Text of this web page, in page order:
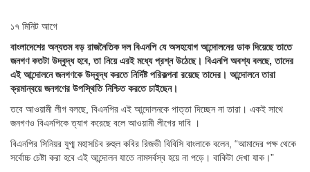
১৭ মিনিট আগে
বাংলাদেশের অন্যতম বড় রাজনৈতিক দল বিএনপি যে অসহযোগ আন্দোলনের ডাক দিয়েছে তাতে
জনগণ কতটা উদ্বুদ্ধ হবে, তা নিয়ে এরই মধ্যে প্রশ্ন উঠেছে। বিএনপি অবশ্য বলছে, তাদের
এই আন্দোলনে জনগণকে উদ্বুদ্ধ করতে নির্দিষ্ট পরিকল্পনা রয়েছে তাদের। আন্দোলনে তারা
ক্রমান্বয়ে জনগণের উপস্থিতি নিশ্চিত করতে চাইছেন।
তবে আওয়ামী লীগ বলছে, বিএনপির এই আন্দোলনকে পাত্তা দিচ্ছেন না তারা। একই সাথে
জনগণও বিএনপিকে ত্যাগ করেছে বলে আওয়ামী লীগের দাবি ।
বিএনপির সিনিয়র যুগ্ম মহাসচিব রুহুল কবির রিজভী বিবিসি বাংলাকে বলেন, “আমাদের পক্ষ থেকে
সর্বোচ্চ চেষ্টা করা হবে এই আন্দোলন যাতে নামসর্বস্ব হয়ে না পড়ে। বাকিটা দেখা যাক।”